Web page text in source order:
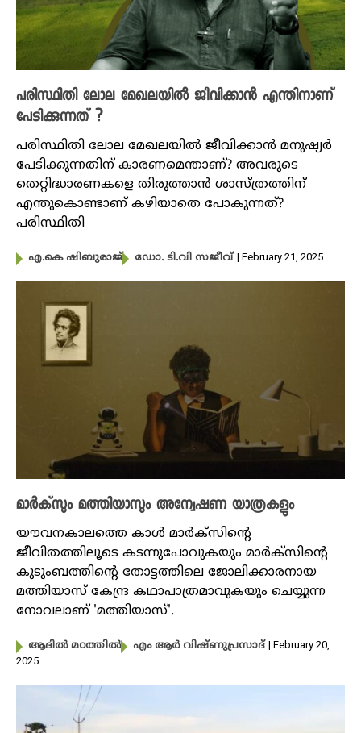
പരിസ്ഥിതി ലോല മേഖലയിൽ ജീവിക്കാൻ എന്തിനാണ്
പേടിക്കുന്നത് ?
പരിസ്ഥിതി ലോല മേഖലയിൽ ജീവിക്കാൻ മനുഷ്യർ
പേടിക്കുന്നതിന് കാരണമെന്താണ്? അവരുടെ
തെറ്റിദ്ധാരണകളെ തിരുത്താൻ ശാസ്ത്രത്തിന്
എന്തുകൊണ്ടാണ് കഴിയാതെ പോകുന്നത്?
പരിസ്ഥിതി
എ.കെ ഷിബുരാജ് ഡോ. ടി.വി സജീവ് | February 21, 2025
മാർക്‌സും മത്തിയാസും അന്വേഷണ യാത്രകളും
യൗവനകാലത്തെ കാൾ മാർക്സിന്റെ
ജീവിതത്തിലൂടെ കടന്നുപോവുകയും മാർക്സിന്റെ
കുടുംബത്തിൻ്റെ തോട്ടത്തിലെ ജോലിക്കാരനായ
മത്തിയാസ് കേന്ദ്ര കഥാപാത്രമാവുകയും ചെയ്യുന്ന
നോവലാണ് 'മത്തിയാസ്'.
ആദിൽ മഠത്തിൽ എം ആർ വിഷ്ണുപ്രസാദ് | February 20,
2025